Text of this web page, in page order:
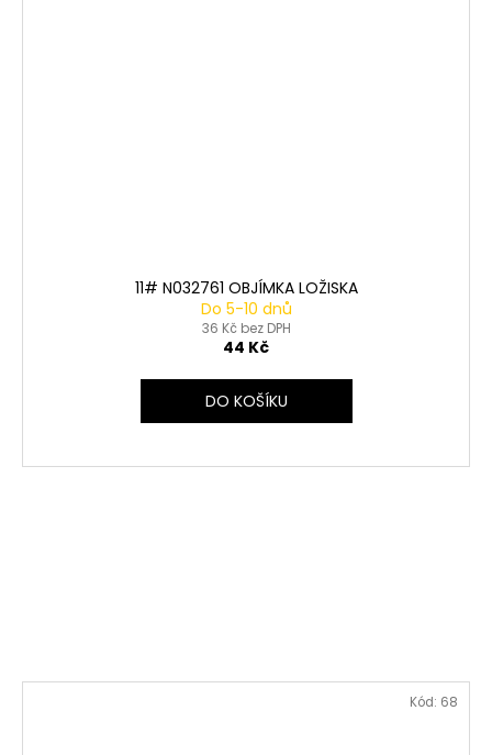
11# N032761 OBJÍMKA LOŽISKA
Do 5-10 dnů
36 Kč bez DPH
44 Kč
DO KOŠÍKU
Kód: 68